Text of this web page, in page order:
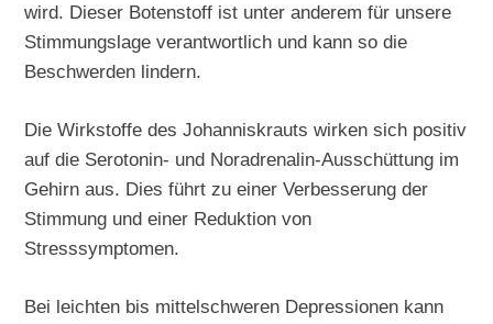
wird. Dieser Botenstoff ist unter anderem für unsere
Stimmungslage verantwortlich und kann so die
Beschwerden lindern.
Die Wirkstoffe des Johanniskrauts wirken sich positiv
auf die Serotonin- und Noradrenalin-Ausschüttung im
Gehirn aus. Dies führt zu einer Verbesserung der
Stimmung und einer Reduktion von
Stresssymptomen.
Bei leichten bis mittelschweren Depressionen kann